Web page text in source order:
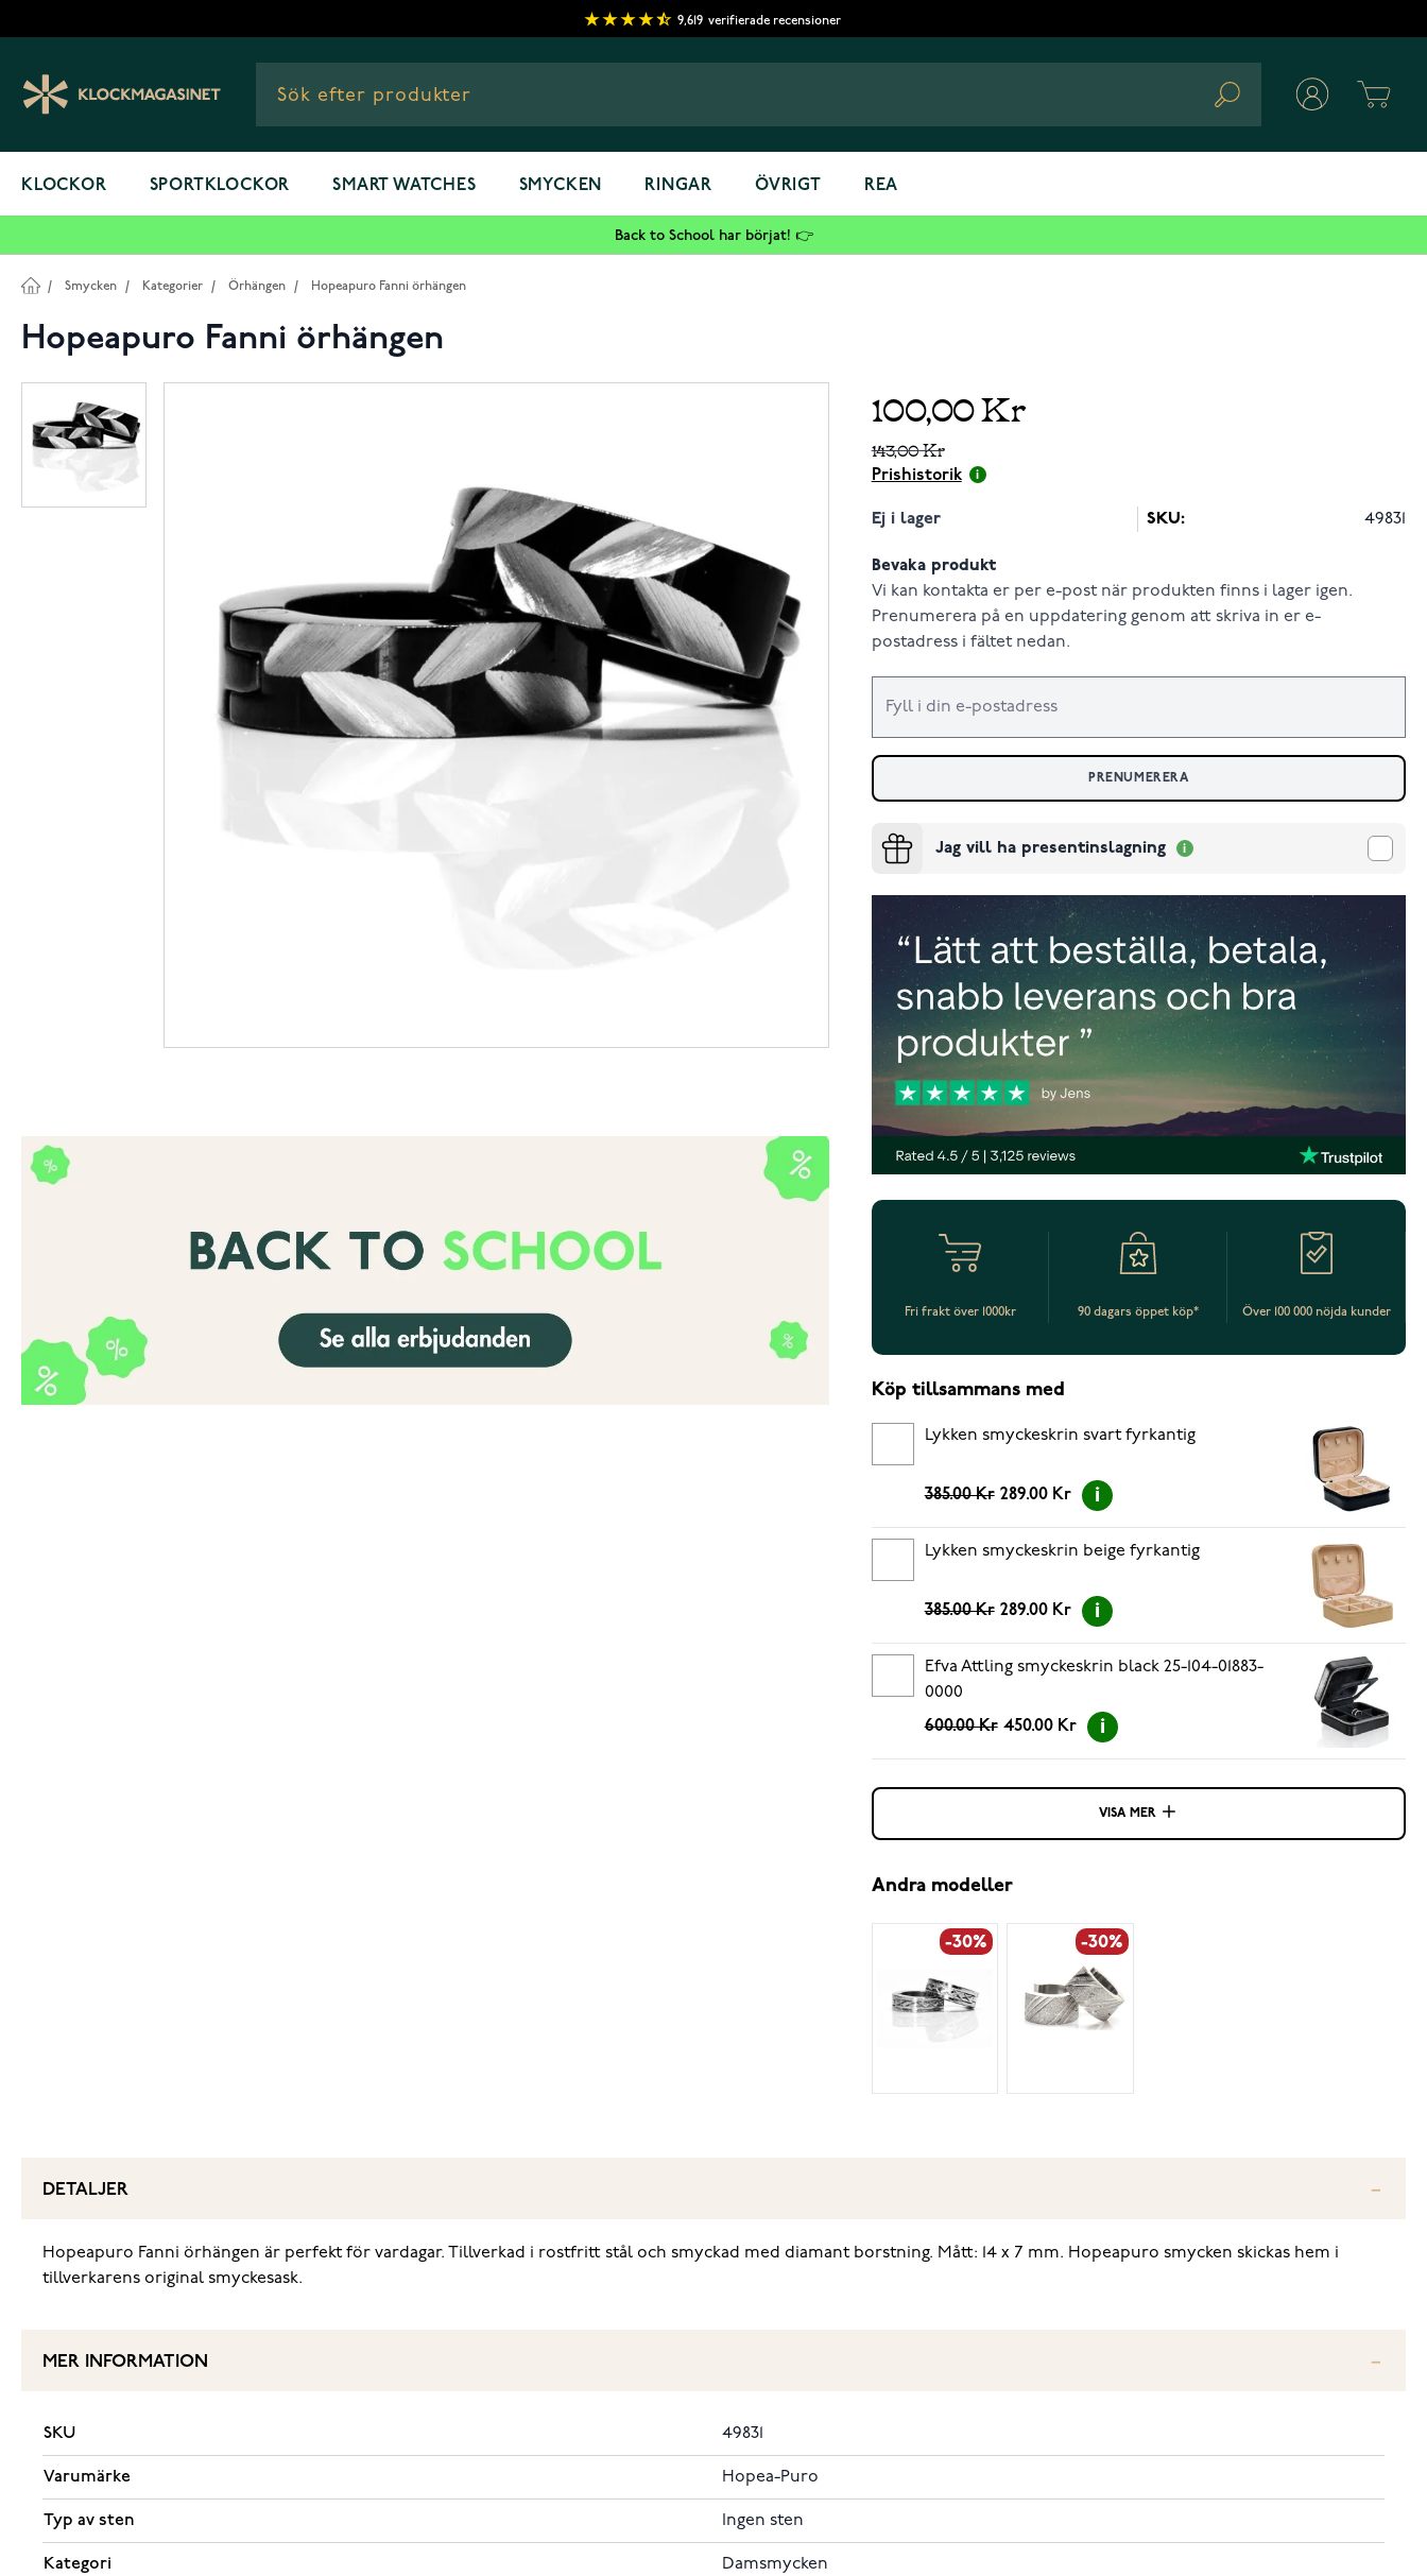
9,619 verifierade recensioner
Search
KLOCKOR SPORTKLOCKOR SMART WATCHES SMYCKEN RINGAR ÖVRIGT REA
Back to School har börjat! 👉
/ Smycken / Kategorier / Örhängen / Hopeapuro Fanni örhängen
Hopeapuro Fanni örhängen
100,00 Kr
143,00 Kr
Prishistorik
Ej i lager SKU: 49831
Bevaka produkt
Vi kan kontakta er per e-post när produkten finns i lager igen.
Prenumerera på en uppdatering genom att skriva in er e-
postadress i fältet nedan.
PRENUMERERA
Jag vill ha presentinslagning
Fri frakt över 1000kr 90 dagars öppet köp* Över 100 000 nöjda kunder
Köp tillsammans med
Lykken smyckeskrin svart fyrkantig
385.00 Kr 289.00 Kr
Lykken smyckeskrin beige fyrkantig
385.00 Kr 289.00 Kr
Efva Attling smyckeskrin black 25-104-01883-
0000
600.00 Kr 450.00 Kr
VISA MER
Andra modeller
-30% -30%
DETALJER
Hopeapuro Fanni örhängen är perfekt för vardagar. Tillverkad i rostfritt stål och smyckad med diamant borstning. Mått: 14 x 7 mm. Hopeapuro smycken skickas hem i
tillverkarens original smyckesask.
MER INFORMATION
SKU 49831
Varumärke Hopea-Puro
Typ av sten Ingen sten
Kategori Damsmycken